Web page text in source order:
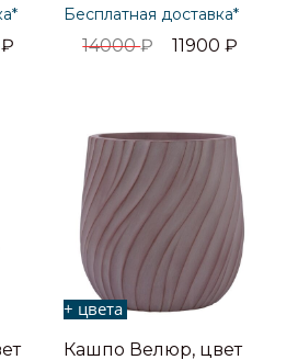
₽
Бесплатная доставка*
14000₽ 11900₽
+ цвета
Кашпо Велюр, цвет